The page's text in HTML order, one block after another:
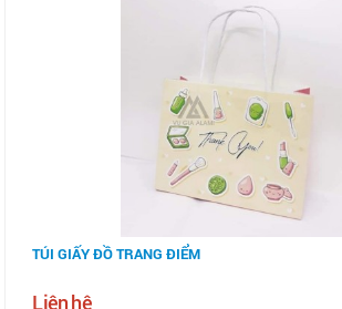
TÚI GIẤY ĐỒ TRANG ĐIỂM
Liên hệ